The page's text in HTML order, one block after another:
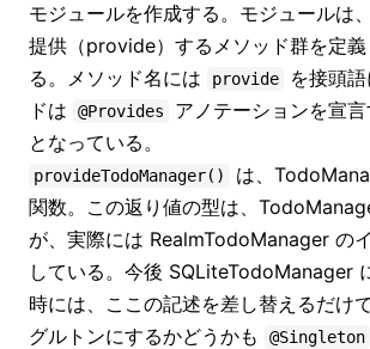
モジュールを作成する。モジュールは
提供（provide）するメソッド群を定
る。メソッド名には
provide
を接頭
ドは
@Provides
アノテーションを宣
となっている。
provideTodoManager()
は、
関数。この返り値の型は、
が、実際には RealmTodoManager の
している。今後 SQLiteTodoManager
時には、ここの記述を差し替えるだけ
グルトンにするかどうかも
@Singleton